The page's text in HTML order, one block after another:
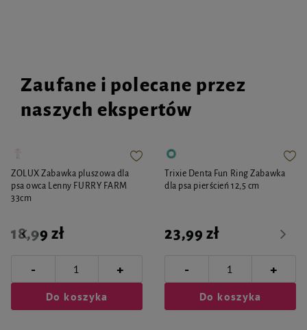
Zaufane i polecane przez
naszych ekspertów
ZOLUX Zabawka pluszowa dla
psa owca Lenny FURRY FARM
33cm
18,99 zł
- +
Do koszyka
Trixie Denta Fun Ring Zabawka
dla psa pierścień 12,5 cm
23,99 zł
- +
Do koszyka